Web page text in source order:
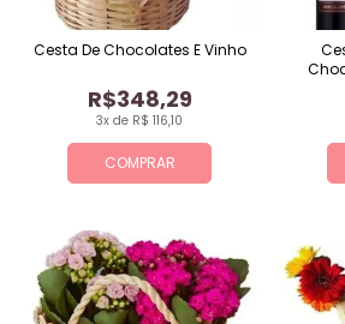
COMPRAR
3x de R$ 116,10
R$348,29
Cesta De Chocolates E Vinho